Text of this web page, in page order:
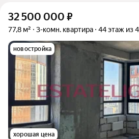
32 500 000 ₽
77,8 м² 3-комн. квартира 44 этаж из
новостройка
хорошая цена